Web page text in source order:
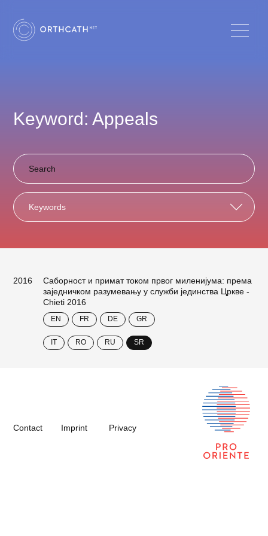
Keyword: Appeals
Keywords
2016
Саборност и примат током првог миленијума: према
заједничком разумевању у служби јединства Цркве -
Chieti 2016
EN FR DE GR
IT RO RU SR
Contact Imprint Privacy